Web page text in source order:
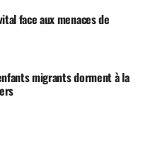
face aux menaces de
migrants dorment à la